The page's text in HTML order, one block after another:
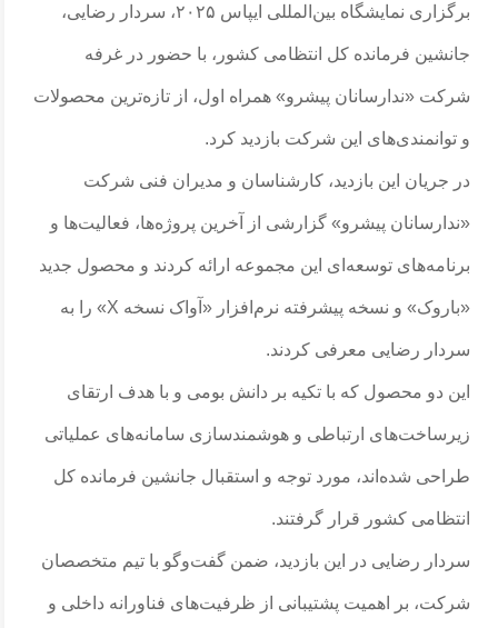
برگزاری نمایشگاه بین‌المللی ایپاس ۲۰۲۵، سردار رضایی،
جانشین فرمانده کل انتظامی کشور، با حضور در غرفه
شرکت «ندارسانان پیشرو» همراه اول، از تازه‌ترین محصولات
و توانمندی‌های این شرکت بازدید کرد.
در جریان این بازدید، کارشناسان و مدیران فنی شرکت
«ندارسانان پیشرو» گزارشی از آخرین پروژه‌ها، فعالیت‌ها و
برنامه‌های توسعه‌ای این مجموعه ارائه کردند و محصول جدید
«باروک» و نسخه پیشرفته نرم‌افزار «آواک نسخه X» را به
سردار رضایی معرفی کردند.
این دو محصول که با تکیه بر دانش بومی و با هدف ارتقای
زیرساخت‌های ارتباطی و هوشمندسازی سامانه‌های عملیاتی
طراحی شده‌اند، مورد توجه و استقبال جانشین فرمانده کل
انتظامی کشور قرار گرفتند.
سردار رضایی در این بازدید، ضمن گفت‌وگو با تیم متخصصان
شرکت، بر اهمیت پشتیبانی از ظرفیت‌های فناورانه داخلی و